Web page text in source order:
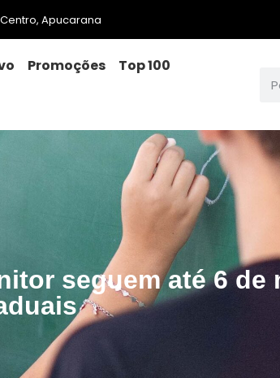
Centro, Apucarana
Promoções
Top 100
seguem até 6 de